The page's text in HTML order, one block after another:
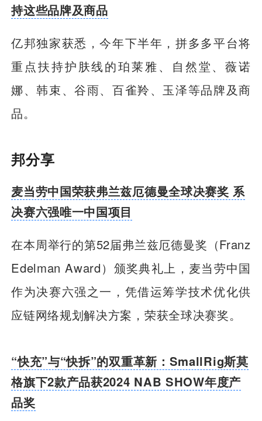
持这些品牌及商品
亿邦独家获悉，今年下半年，拼多多平台将
重点扶持护肤线的珀莱雅、自然堂、薇诺
娜、韩束、谷雨、百雀羚、玉泽等品牌及商
品。
邦分享
麦当劳中国荣获弗兰兹厄德曼全球决赛奖 系
决赛六强唯一中国项目
在本周举行的第52届弗兰兹厄德曼奖（Franz
Edelman Award）颁奖典礼上，麦当劳中国
作为决赛六强之一，凭借运筹学技术优化供
应链网络规划解决方案，荣获全球决赛奖。
“快充”与“快拆”的双重革新：SmallRig斯莫
格旗下2款产品获2024 NAB SHOW年度产
品奖